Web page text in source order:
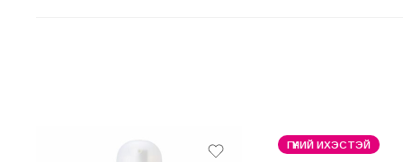
ГҮҮНИЙ ИХЭСТЭЙ